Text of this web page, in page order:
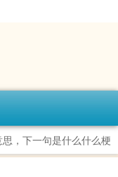
，下一句是什么什么梗